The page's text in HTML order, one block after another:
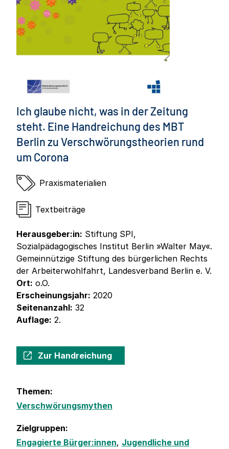
Ich glaube nicht, was in der Zeitung
steht. Eine Handreichung des MBT
Berlin zu Verschwörungstheorien rund
um Corona
Praxismaterialien
Textbeiträge
Herausgeber:in: Stiftung SPI,
Sozialpädagogisches Institut Berlin »Walter May«.
Gemeinnützige Stiftung des bürgerlichen Rechts
der Arbeiterwohlfahrt, Landesverband Berlin e. V.
Ort: o.O.
Erscheinungsjahr: 2020
Seitenanzahl: 32
Auflage: 2.
Zur Handreichung
Themen:
Verschwörungsmythen
Zielgruppen:
Engagierte Bürger:innen, Jugendliche und